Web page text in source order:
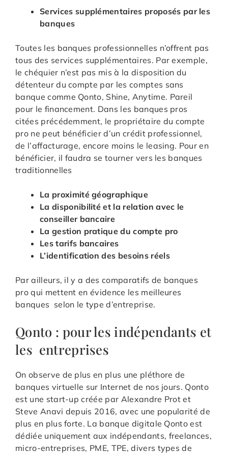
Services supplémentaires proposés par les
banques
Toutes les banques professionnelles n’offrent pas
tous des services supplémentaires. Par exemple,
le chéquier n’est pas mis à la disposition du
détenteur du compte par les comptes sans
banque comme Qonto, Shine, Anytime. Pareil
pour le financement. Dans les banques pros
citées précédemment, le propriétaire du compte
pro ne peut bénéficier d’un crédit professionnel,
de l’affacturage, encore moins le leasing. Pour en
bénéficier, il faudra se tourner vers les banques
traditionnelles
La proximité géographique
La disponibilité et la relation avec le
conseiller bancaire
La gestion pratique du compte pro
Les tarifs bancaires
L’identification des besoins réels
Par ailleurs, il y a des comparatifs de banques
pro qui mettent en évidence les meilleures
banques selon le type d’entreprise.
Qonto : pour les indépendants et
les entreprises
On observe de plus en plus une pléthore de
banques virtuelle sur Internet de nos jours. Qonto
est une start-up créée par Alexandre Prot et
Steve Anavi depuis 2016, avec une popularité de
plus en plus forte. La banque digitale Qonto est
dédiée uniquement aux indépendants, freelances,
micro-entreprises, PME, TPE, divers types de